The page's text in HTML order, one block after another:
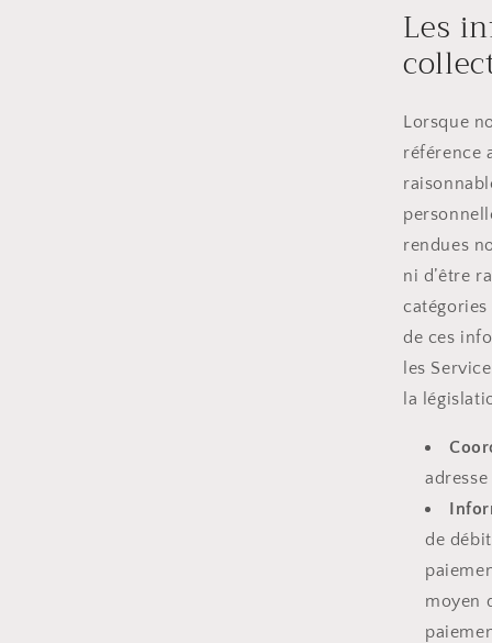
Les
Lorsque
référence
rendues
ni d’être
de ces
les
la
de
moyen